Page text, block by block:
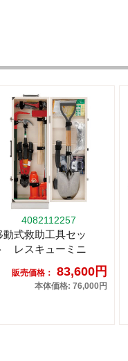
4082112257
動式救助工具セッ
レスキューミニ
販売価格： 83,600円
本体価格: 76,000円